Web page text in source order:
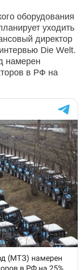
оборудования
уходить
директор
Die Welt.
намерен
в РФ на